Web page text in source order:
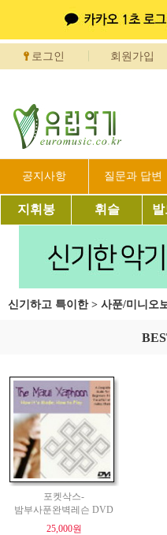
로그인 회원가입
공지사항 질문과 답변
지휘봉 휘슬
신기하고 특이한> 사푼/미니오
포켓삭스-
밤부사푼완벽레슨 DVD
25,000원